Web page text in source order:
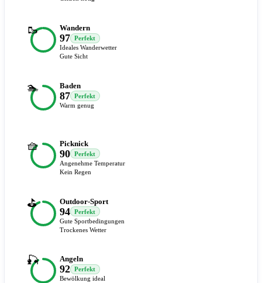
🥾 Wandern
97
Perfekt
Ideales Wanderwetter
Gute Sicht
🏊 Baden
87
Perfekt
Warm genug
🧺 Picknick
90
Perfekt
Angenehme Temperatur
Kein Regen
⛳ Outdoor-Sport
94
Perfekt
Gute Sportbedingungen
Trockenes Wetter
🎣 Angeln
92
Perfekt
Bewölkung ideal